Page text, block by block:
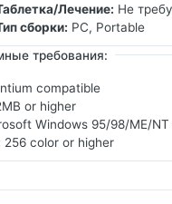
Лечение: Не
сборки: PC, Portable
требования:
compatible
or higher
Windows 95/98/ME/
256 color or higher